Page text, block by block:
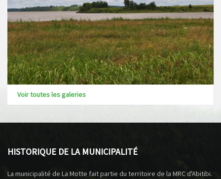
Voir toutes les galeries
HISTORIQUE DE LA MUNICIPALITÉ
La municipalité de La Motte fait partie du territoire de la MRC d'Abitibi.